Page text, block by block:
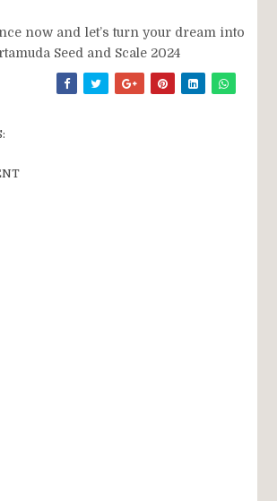
now and let’s turn your dream into
Seed and Scale 2024